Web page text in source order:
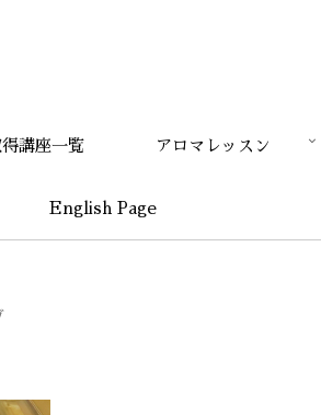
講座一覧 アロマレッスン
English Page